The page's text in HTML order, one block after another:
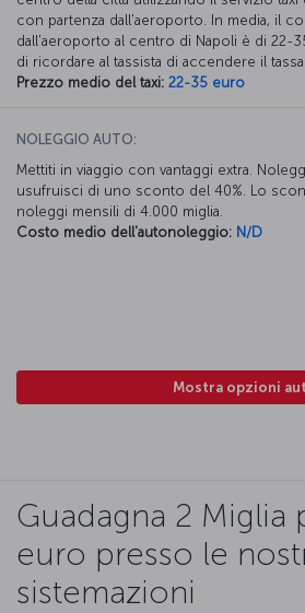
con partenza dall'aeroporto. In media, il
dall'aeroporto al centro di Napoli è di 22-
di ricordare al tassista di accendere il
Prezzo medio del taxi: 22-35 euro
NOLEGGIO AUTO:
Mettiti in viaggio con vantaggi extra.
usufruisci di uno sconto del 40%. Lo
noleggi mensili di 4.000 miglia.
Costo medio dell'autonoleggio: N/D
Mostra opzioni
Guadagna 2 Miglia
euro presso le
sistemazioni